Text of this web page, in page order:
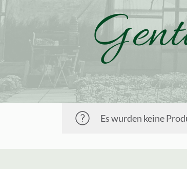
Es wurden keine